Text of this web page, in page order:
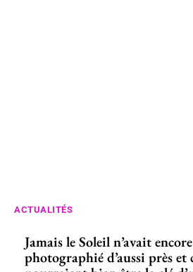
ACTUALITÉS
Jamais le Soleil n’avait
photographié d’aussi près